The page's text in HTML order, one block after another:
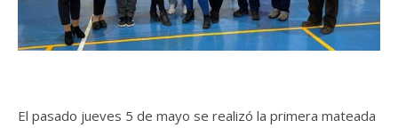
El pasado jueves 5 de mayo se realizó la primera mateada